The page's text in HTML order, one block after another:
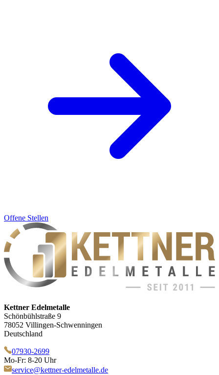
Offene Stellen
Kettner Edelmetalle
Schönbühlstraße 9
78052 Villingen-Schwenningen
Deutschland
07930-2699
Mo-Fr: 8-20 Uhr
service@kettner-edelmetalle.de